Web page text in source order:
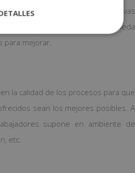
e implementación de nuevas
con el cambio y la búsqueda
para mejorar.
la calidad de los procesos para que
sean los mejores posibles. A
supone en ambiente de
etc.